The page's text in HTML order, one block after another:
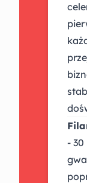
- 30